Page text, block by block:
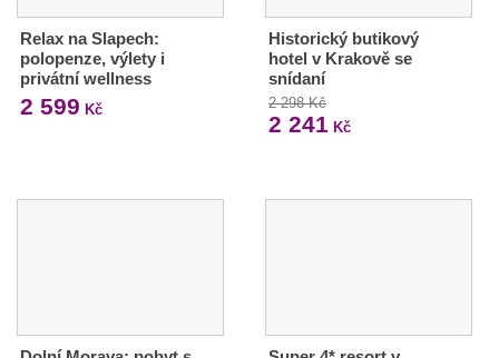
Relax na Slapech:
polopenze, výlety i
privátní wellness
2 599 Kč
Historický butikový
hotel v Krakově se
snídaní
2 298 Kč
2 241 Kč